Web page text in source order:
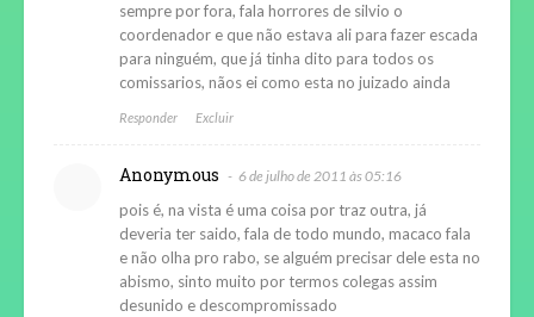
sempre por fora, fala horrores de silvio o
coordenador e que não estava ali para fazer escada
para ninguém, que já tinha dito para todos os
comissarios, nãos ei como esta no juizado ainda
Responder Excluir
Anonymous 6 de julho de 2011 às 05:16
pois é, na vista é uma coisa por traz outra, já
deveria ter saido, fala de todo mundo, macaco fala
e não olha pro rabo, se alguém precisar dele esta no
abismo, sinto muito por termos colegas assim
desunido e descompromissado